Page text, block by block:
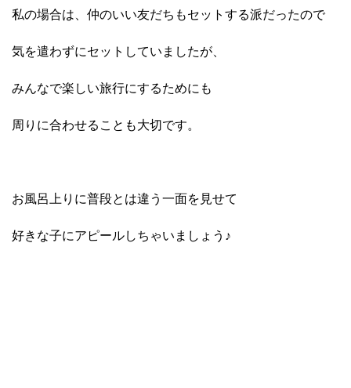
私の場合は、仲のいい友だちもセットする派だったので
気を遣わずにセットしていましたが、
みんなで楽しい旅行にするためにも
周りに合わせることも大切です。
お風呂上りに普段とは違う一面を見せて
好きな子にアピールしちゃいましょう♪